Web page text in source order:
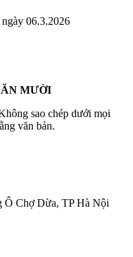
06.3.2026
MƯỜI
sao chép dưới mọi
văn bản.
Ô Chợ Dừa, TP Hà Nội